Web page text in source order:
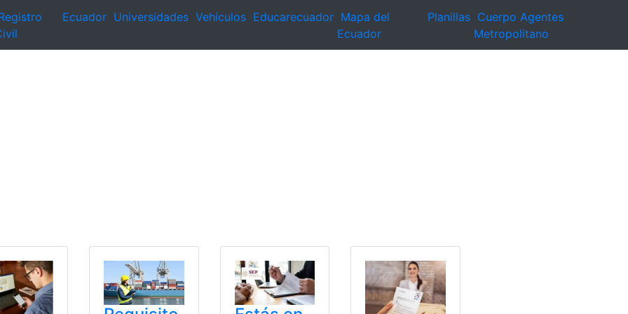
Ecuador Universidades Vehículos Educarecuador Mapa del
Ecuador
Planillas Cuerpo Agentes
Metropolitano